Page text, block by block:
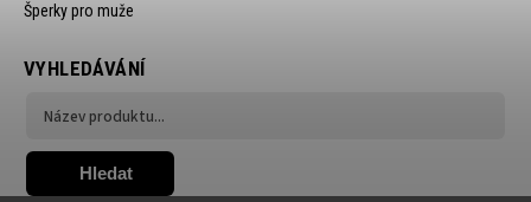
Šperky pro muže
VYHLEDÁVÁNÍ
Hledat